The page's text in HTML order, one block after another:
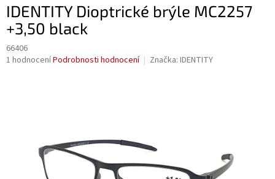
IDENTITY Dioptrické brýle MC2257
+3,50 black
66406
Průměrné
1 hodnoceníPodrobnosti hodnocení Značka: IDENTITY